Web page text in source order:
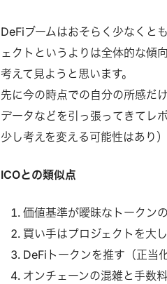
DeFiブームはおそらく少なくと
ェクトというよりは全体的な傾
考えて見ようと思います。
先に今の時点での自分の所感だ
データなどを引っ張ってきてレ
少し考えを変える可能性はあり）
ICOとの類似点
価値基準が曖昧なトークン
買い手はプロジェクトを大
DeFiトークンを推す（正当
オンチェーンの混雑と手数